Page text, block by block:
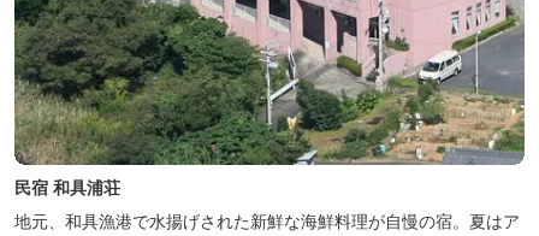
民宿 和具浦荘
地元、和具漁港で水揚げされた新鮮な海鮮料理が自慢の宿。夏はア